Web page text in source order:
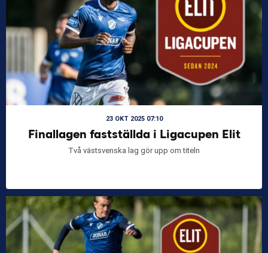
23 OKT 2025 07:10
Finallagen fastställda i Ligacupen Elit
Två västsvenska lag gör upp om titeln